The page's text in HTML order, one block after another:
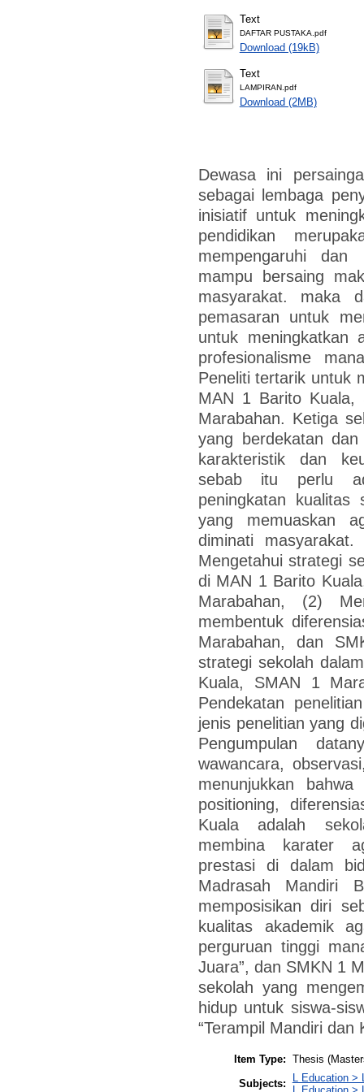
Text
DAFTAR PUSTAKA.pdf
Download (19kB)
Text
LAMPIRAN.pdf
Download (2MB)
Dewasa ini
sebagai lembaga
inisiatif untuk
pendidikan
mempengaruhi
mampu bersaing
masyarakat. maka
pemasaran untuk
untuk meningkatkan
profesionalisme
Peneliti tertarik untuk
MAN 1 Barito Kuala,
Marabahan. Ketiga
yang berdekatan
karakteristik dan
sebab itu perlu
peningkatan kualitas
yang memuaskan
diminati
Mengetahui strategi
di MAN 1 Barito
Marabahan, (2)
membentuk
Marabahan, dan
strategi sekolah
Kuala, SMAN 1
Pendekatan
jenis penelitian yang
Pengumpulan
wawancara,
menunjukkan
positioning,
Kuala adalah
membina karater
prestasi di dalam
Madrasah Mandiri
memposisikan diri
kualitas akademik
perguruan tinggi
Juara”, dan SMKN 1
sekolah yang
hidup untuk siswa-
“Terampil Mandiri dan
Item Type: Thesis
Subjects:
L Education >